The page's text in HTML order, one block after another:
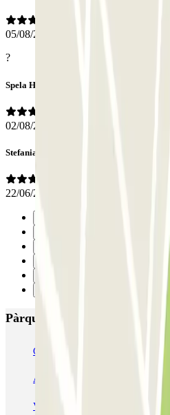
05/08/2026
?
Spela Helena
02/08/2026
Stefania
22/06/2026
Pàrquings més valorats a
Garage San Marco - Venezia
Autorimessa Comunale Venezia
Venice Utility Park - Shuttle -